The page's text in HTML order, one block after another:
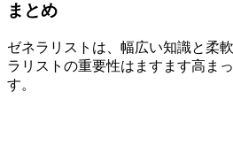
まとめ
ゼネラリストは、幅広い知識と柔
ラリストの重要性はますます高ま
す。